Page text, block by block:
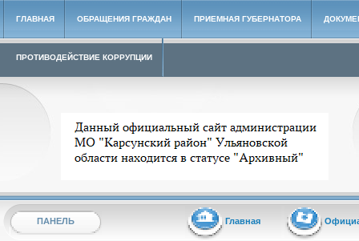
ГЛАВНАЯ ОБРАЩЕНИЯ ГРАЖДАН ПРИЕМНАЯ ГУБЕРНАТОРА
ПРОТИВОДЕЙСТВИЕ КОРРУПЦИИ
Архивный сайт администрации МО "Карсунский район"
ПАНЕЛЬ Главная